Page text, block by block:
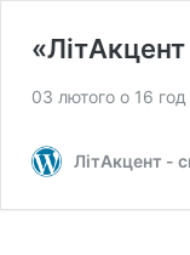
03 лютого о 16
ЛітАкцент -